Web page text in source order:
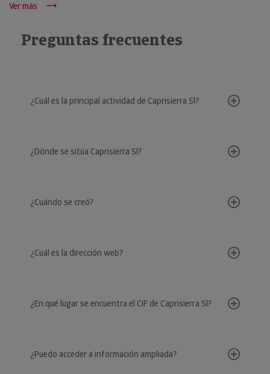
Ver más
Preguntas frecuentes
¿Cuál es la principal actividad de Caprisierra Sl?
¿Dónde se sitúa Caprisierra Sl?
¿Cuándo se creó?
¿Cuál es la dirección web?
¿En qué lugar se encuentra el CIF de Caprisierra Sl?
¿Puedo acceder a información ampliada?